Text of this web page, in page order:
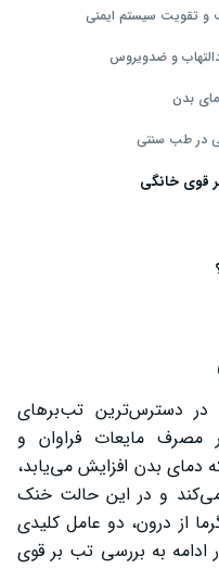
و تقویت سیستم ایمنی
و ضدویروس
بدن
در طب سنتی
قوی خانگی
دسترس‌ترین تب‌برهای
مصرف مایعات فراوان و
بدن افزایش می‌یابد،
و در این حالت خنک
از درون، دو عامل کلیدی
به بررسی تب بر قوی